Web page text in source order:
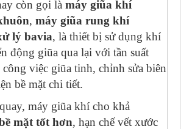
còn gọi là máy giũa khí
, máy giũa rung khí
lý bavia, là thiết bị sử dụng khí
động giũa qua lại với tần suất
công việc giũa tinh, chỉnh sửa biên
bề mặt chi tiết.
máy giũa khí cho khả
mặt tốt hơn, hạn chế vết xước